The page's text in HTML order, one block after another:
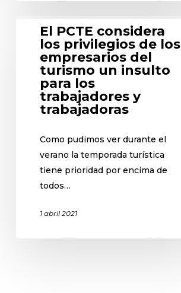
El PCTE considera
los privilegios de los
empresarios del
turismo un insulto
para los
trabajadores y
trabajadoras
Como pudimos ver durante el
verano la temporada turística
tiene prioridad por encima de
todos…
1 abril 2021